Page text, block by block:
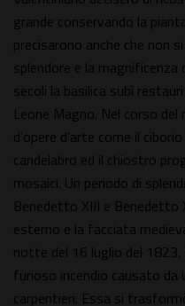
grande conservando la
precisarono anche che non
splendore e la
secoli la basilica subì
Leone Magno. Nel corso del
d'opere d'arte come il
candelabro ed il chiostro
mosaici. Un periodo di
Benedetto XIII e
esterno e la facciata
notte del 16 luglio del
furioso incendio causato da
carpentieri. Essa si